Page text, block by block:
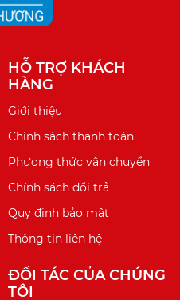
HỖ TRỢ KHÁCH
HÀNG
Giới thiệu
Chính sách thanh toán
Phương thức vận chuyển
Chính sách đổi trả
Quy định bảo mật
Thông tin liên hệ
ĐỐI TÁC CỦA CHÚNG
TÔI